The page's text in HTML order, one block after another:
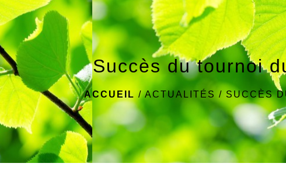
Succès du tournoi
ACCUEIL /ACTUALITÉS / SUCCÈS